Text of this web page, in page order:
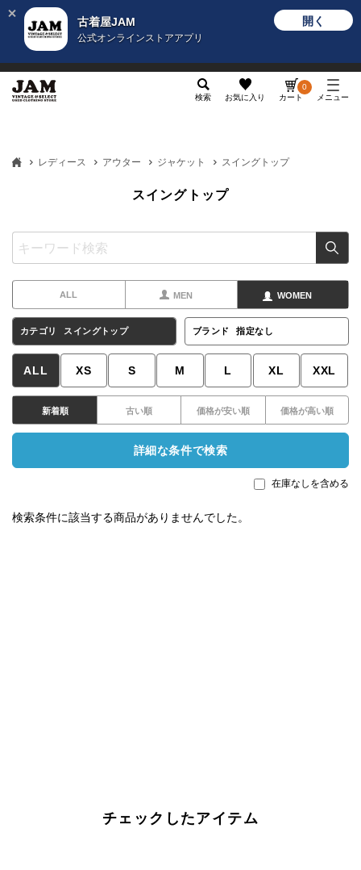
古着屋JAM
公式オンラインストアアプリ
開く
検索 お気に入り カート
0
メニュー
レディース アウター ジャケット スイングトップ
スイングトップ
ALL MEN WOMEN
カテゴリ スイングトップ ブランド 指定なし
ALL XS S M L XL XXL
新着順 古い順 価格が安い順 価格が高い順
詳細な条件で検索
在庫なしを含める
検索条件に該当する商品がありませんでした。
チェックしたアイテム